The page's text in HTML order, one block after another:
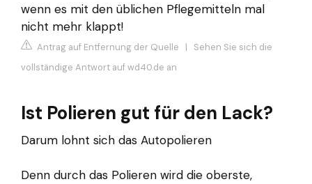
wenn es mit den üblichen Pflegemitteln mal
nicht mehr klappt!
Antrag auf Entfernung der Quelle | Sehen Sie sich die
vollständige Antwort auf wd40.de an
Ist Polieren gut für den Lack?
Darum lohnt sich das Autopolieren
Denn durch das Polieren wird die oberste,